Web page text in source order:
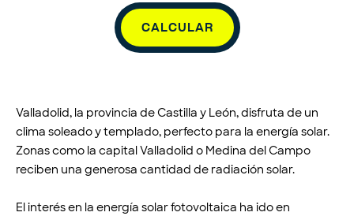
CALCULAR
Valladolid, la provincia de Castilla y León, disfruta de un
clima soleado y templado, perfecto para la energía solar.
Zonas como la capital Valladolid o Medina del Campo
reciben una generosa cantidad de radiación solar.
El interés en la energía solar fotovoltaica ha ido en